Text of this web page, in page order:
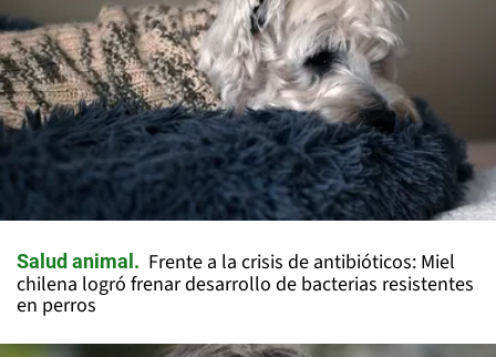
Salud animal
Frente a la crisis de antibióticos: Miel
chilena logró frenar desarrollo de bacterias resistentes
en perros